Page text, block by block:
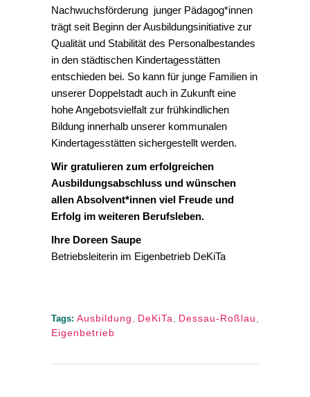
Nachwuchsförderung junger Pädagog*innen
trägt seit Beginn der Ausbildungsinitiative zur
Qualität und Stabilität des Personalbestandes
in den städtischen Kindertagesstätten
entschieden bei. So kann für junge Familien in
unserer Doppelstadt auch in Zukunft eine
hohe Angebotsvielfalt zur frühkindlichen
Bildung innerhalb unserer kommunalen
Kindertagesstätten sichergestellt werden.
Wir gratulieren zum erfolgreichen
Ausbildungsabschluss und wünschen
allen Absolvent*innen viel Freude und
Erfolg im weiteren Berufsleben.
Ihre Doreen Saupe
Betriebsleiterin im Eigenbetrieb DeKiTa
Tags: Ausbildung DeKiTa Dessau-Roßlau
Eigenbetrieb